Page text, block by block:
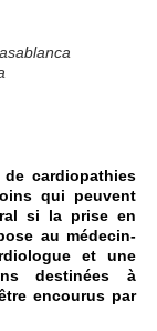
cardiopathies
qui peuvent
si la prise en
au médecin-
et une
destinées à
encourus par